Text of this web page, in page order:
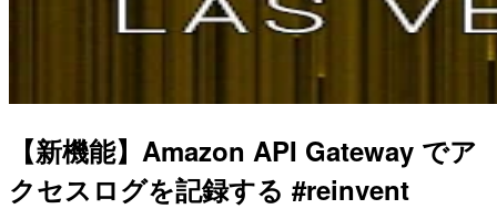
【新機能】Amazon API Gateway でア
クセスログを記録する #reinvent